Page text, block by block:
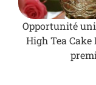
Opportunité
High Tea